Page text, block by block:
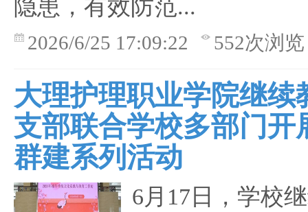
隐患，有效防范...
2026/6/25 17:09:22 552次浏览
大理护理职业学院继续
支部联合学校多部门开
群建系列活动
6月17日，学校